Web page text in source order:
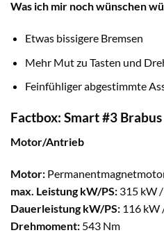
Was ich mir noch wünschen
Etwas bissigere Bremsen
Mehr Mut zu Tasten und
Feinfühliger abgestimmte
Factbox: Smart #3 Brabus
Motor/Antrieb
Motor:
max. Leistung kW/PS: 315 kW
Dauerleistung kW/PS: 116 kW
Drehmoment: 543 Nm